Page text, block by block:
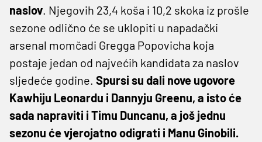
naslov. Njegovih 23,4 koša i 10,2 skoka iz prošle
sezone odlično će se uklopiti u napadački
arsenal momčadi Gregga Popovicha koja
postaje jedan od najvećih kandidata za naslov
sljedeće godine. Spursi su dali nove ugovore
Kawhiju Leonardu i Dannyju Greenu, a isto će
sada napraviti i Timu Duncanu, a još jednu
sezonu će vjerojatno odigrati i Manu Ginobili.